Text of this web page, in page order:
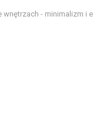
wnętrzach - minimalizm i